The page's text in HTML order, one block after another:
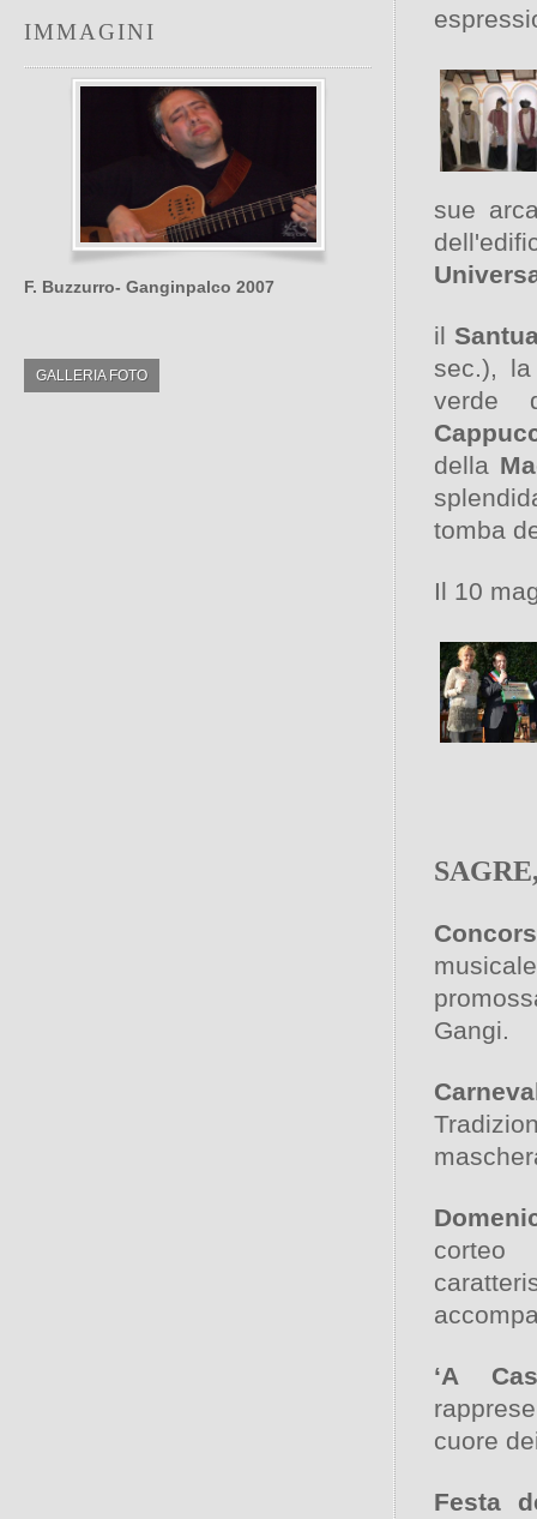
IMMAGINI
F. Buzzurro- Ganginpalco 2007
GALLERIA FOTO
sue
il
sec.),
verde
della
tomba
Il 10
Gangi.
corteo
‘A
cuore
Festa